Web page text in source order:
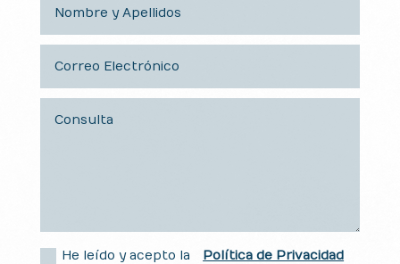
He leído y acepto la Política de Privacidad